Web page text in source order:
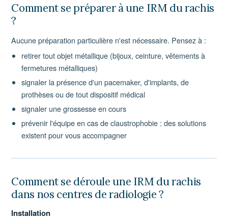
Comment se préparer à une IRM du rachis
?
Aucune préparation particulière n'est nécessaire. Pensez à :
retirer tout objet métallique (bijoux, ceinture, vêtements à
fermetures métalliques)
signaler la présence d'un pacemaker, d'implants, de
prothèses ou de tout dispositif médical
signaler une grossesse en cours
prévenir l'équipe en cas de claustrophobie : des solutions
existent pour vous accompagner
Comment se déroule une IRM du rachis
dans nos centres de radiologie ?
Installation